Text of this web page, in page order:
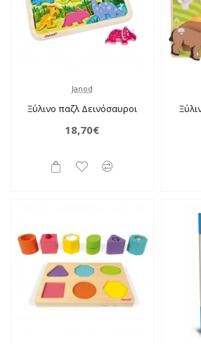
Janod
Ξύλινο παζλ Δεινόσαυροι
18,70€